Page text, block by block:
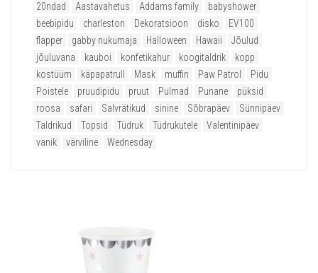
20ndad Aastavahetus Addams family
babyshower
beebipidu
charleston Dekoratsioon disko
EV100
flapper
gabby nukumaja Halloween Hawaii
Jõulud
jõuluvana
kauboi konfetikahur koogitaldrik
kopp
kostüüm
käpapatrull Mask muffin Paw Patrol
Pidu
Poistele
pruudipidu pruut Pulmad Punane
püksid
roosa
safari Salvrätikud sinine Sõbrapäev
Sünnipäev
Taldrikud
Topsid Tüdruk Tüdrukutele
Valentinipäev
vanik
värviline Wednesday